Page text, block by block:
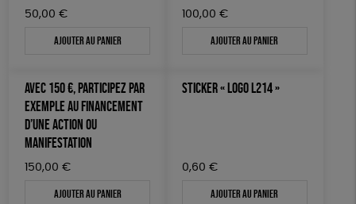
MON JOURNAL ANIMAL
AUTRES OUTILS ÉDUCATIFS
POSTERS ÉDUCATIFS
LIBRAIRIE
50,00 €
Ajouter au panier
100,00 €
Ajouter au panier
AVEC 150 €, PARTICIPEZ PAR
EXEMPLE AU FINANCEMENT
D’UNE ACTION OU
MANIFESTATION
150,00 €
Ajouter au panier
STICKER « LOGO L214 »
0,60 €
Ajouter au panier